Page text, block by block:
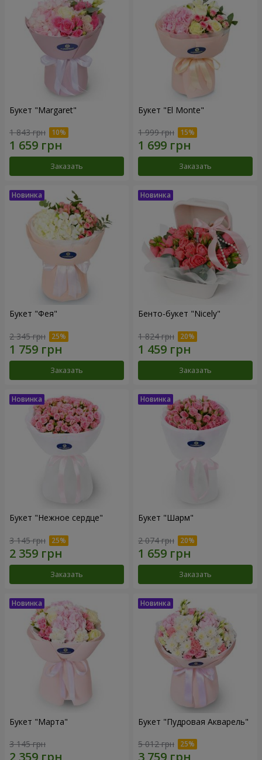
Букет "Margaret"
1 843 грн
Заказать
Букет "El Monte"
1 999 грн
Заказать
Букет "Фея"
2 345 грн
Заказать
Бенто-букет "Nicely"
1 824 грн
Заказать
Букет "Нежное сердце"
3 145 грн
Заказать
Букет "Шарм"
2 074 грн
Заказать
Букет "Марта"
3 145 грн
Букет "Пудровая Акварель"
5 012 грн